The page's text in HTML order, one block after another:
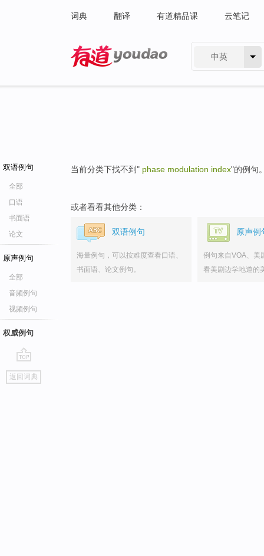
词典 翻译 有道精品课 云笔记
中英
双语例句
全部
口语
书面语
论文
原声例句
全部
音频例句
视频例句
权威例句
go
top
返回词典
当前分类下找不到" phase modulation index"的例句
或者看看其他分类：
双语例句
海量例句，可以按难度查看口语、
书面语、论文例句。
原声例
例句来自VOA、美
看美剧边学地道的